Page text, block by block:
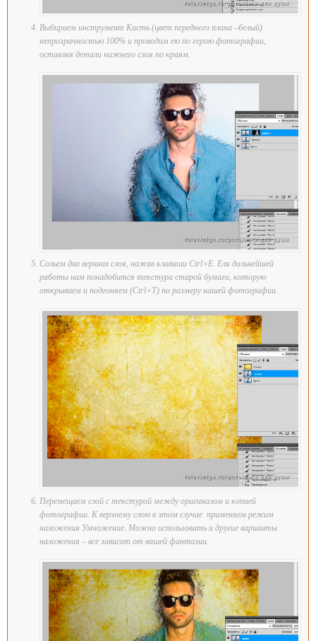
Выбираем инструмент Кисть (цвет переднего плана –белый)
непрозрачностью 100% и проводим ею по герою фотографии,
оставляя детали нижнего слоя по краям.
Сольем два верхних слоя, нажав клавиши Ctrl+E. Еля дальнейшей
работы нам понадобится текстура старой бумаги, которую
открываем и подгоняем (Ctrl+Т) по размеру нашей фотографии.
Перемещаем слой с текстурой между оригиналом и копией
фотографии. К верхнему слою в этом случае применяем режим
наложения Умножение. Можно использовать и другие варианты
наложения – все зависит от вашей фантазии.